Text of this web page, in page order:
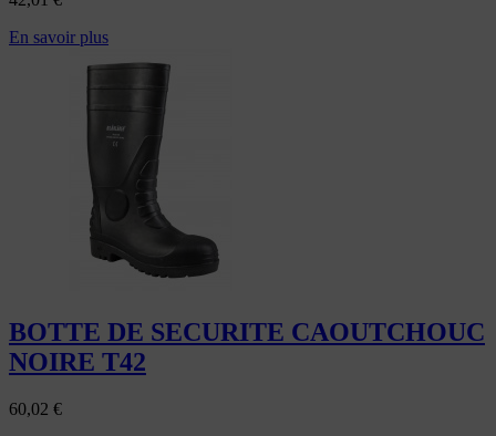
En savoir plus
BOTTE DE SECURITE CAOUTCHOUC
NOIRE T42
60,02 €